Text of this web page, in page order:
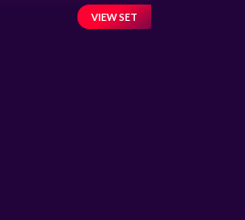
VIEW SET